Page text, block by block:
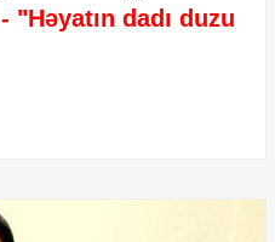
- "Həyatın dadı duzu